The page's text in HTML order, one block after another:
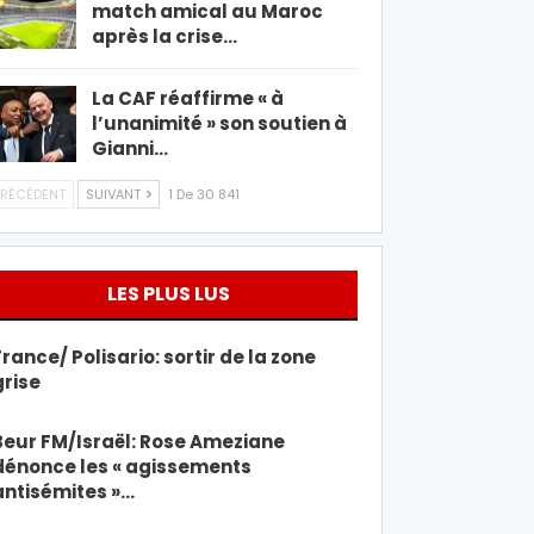
match amical au Maroc
après la crise…
La CAF réaffirme « à
l’unanimité » son soutien à
Gianni…
SUIVANT 1 De 30 841
LES PLUS LUS
Polisario: sortir de la zone
FM/Israël: Rose Ameziane
les « agissements
»…